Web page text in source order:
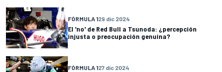
FÓRMULA 129 dic 2024
El 'no' de Red Bull a Tsunoda: ¿percepción
injusta o preocupación genuina?
FÓRMULA 127 dic 2024